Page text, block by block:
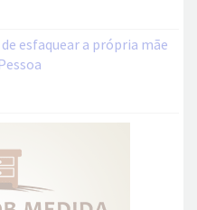
esfaquear a própria mãe